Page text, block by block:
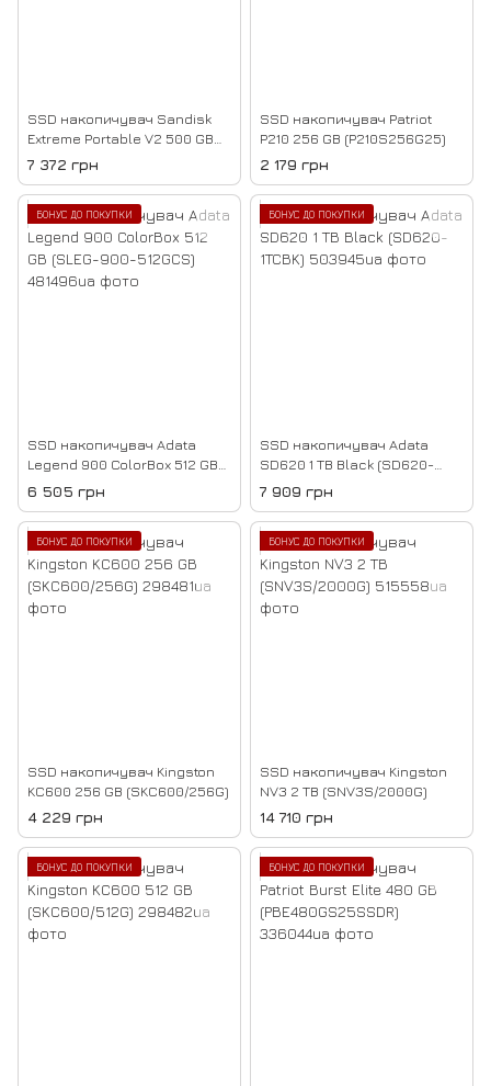
SSD накопичувач Sandisk
Extreme Portable V2 500 GB
(SDSSDE61-500G-G25)
7 372 грн
SSD накопичувач Patriot
P210 256 GB (P210S256G25)
2 179 грн
БОНУС ДО ПОКУПКИ
SSD накопичувач Adata
Legend 900 ColorBox 512 GB
(SLEG-900-512GCS)
6 505 грн
БОНУС ДО ПОКУПКИ
SSD накопичувач Adata
SD620 1 TB Black (SD620-
1TCBK)
7 909 грн
БОНУС ДО ПОКУПКИ
SSD накопичувач Kingston
KC600 256 GB (SKC600/256G)
4 229 грн
БОНУС ДО ПОКУПКИ
SSD накопичувач Kingston
NV3 2 TB (SNV3S/2000G)
14 710 грн
БОНУС ДО ПОКУПКИ БОНУС ДО ПОКУПКИ